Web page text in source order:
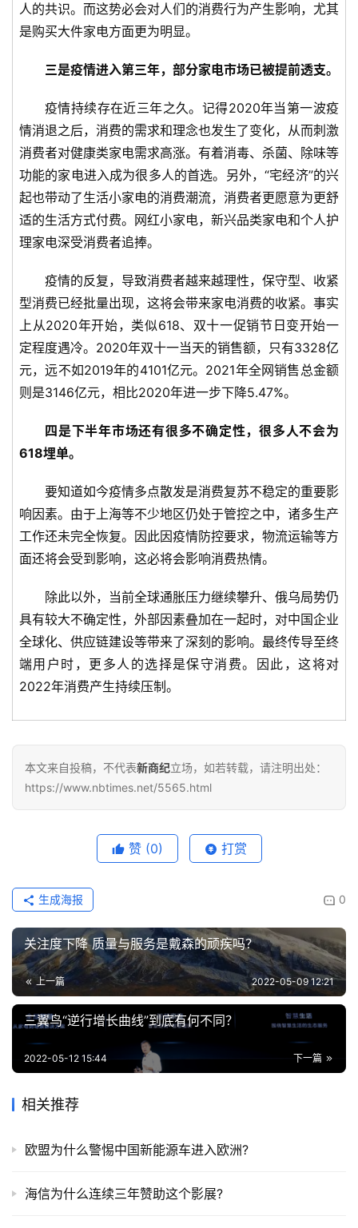
投
纪
商
新
商
专
题
人的共识。而这势必会对人们的消费行为产生影响，尤其
是购买大件家电方面更为明显。
三是疫情进入第三年，部分家电市场已被提前透支。
疫情持续存在近三年之久。记得2020年当第一波疫
情消退之后，消费的需求和理念也发生了变化，从而刺激
消费者对健康类家电需求高涨。有着消毒、杀菌、除味等
功能的家电进入成为很多人的首选。另外，“宅经济”的兴
起也带动了生活小家电的消费潮流，消费者更愿意为更舒
适的生活方式付费。网红小家电，新兴品类家电和个人护
理家电深受消费者追捧。
疫情的反复，导致消费者越来越理性，保守型、收紧
型消费已经批量出现，这将会带来家电消费的收紧。事实
上从2020年开始，类似618、双十一促销节日变开始一
定程度遇冷。2020年双十一当天的销售额，只有3328亿
元，远不如2019年的4101亿元。2021年全网销售总金额
则是3146亿元，相比2020年进一步下降5.47%。
四是下半年市场还有很多不确定性，很多人不会为
618埋单。
要知道如今疫情多点散发是消费复苏不稳定的重要影
响因素。由于上海等不少地区仍处于管控之中，诸多生产
工作还未完全恢复。因此因疫情防控要求，物流运输等方
面还将会受到影响，这必将会影响消费热情。
除此以外，当前全球通胀压力继续攀升、俄乌局势仍
具有较大不确定性，外部因素叠加在一起时，对中国企业
全球化、供应链建设等带来了深刻的影响。最终传导至终
端用户时，更多人的选择是保守消费。因此，这将对
2022年消费产生持续压制。
本文来自投稿，不代表新商纪立场，如若转载，请注明出处：
https://www.nbtimes.net/5565.html
赞 (0) 打赏
0
生成海报
关注度下降 质量与服务是戴森的顽疾吗？
上一篇 2022-05-09 12:21
三翼鸟“逆行增长曲线”到底有何不同？
下一篇
2022-05-12 15:44
相关推荐
欧盟为什么警惕中国新能源车进入欧洲?
海信为什么连续三年赞助这个影展?